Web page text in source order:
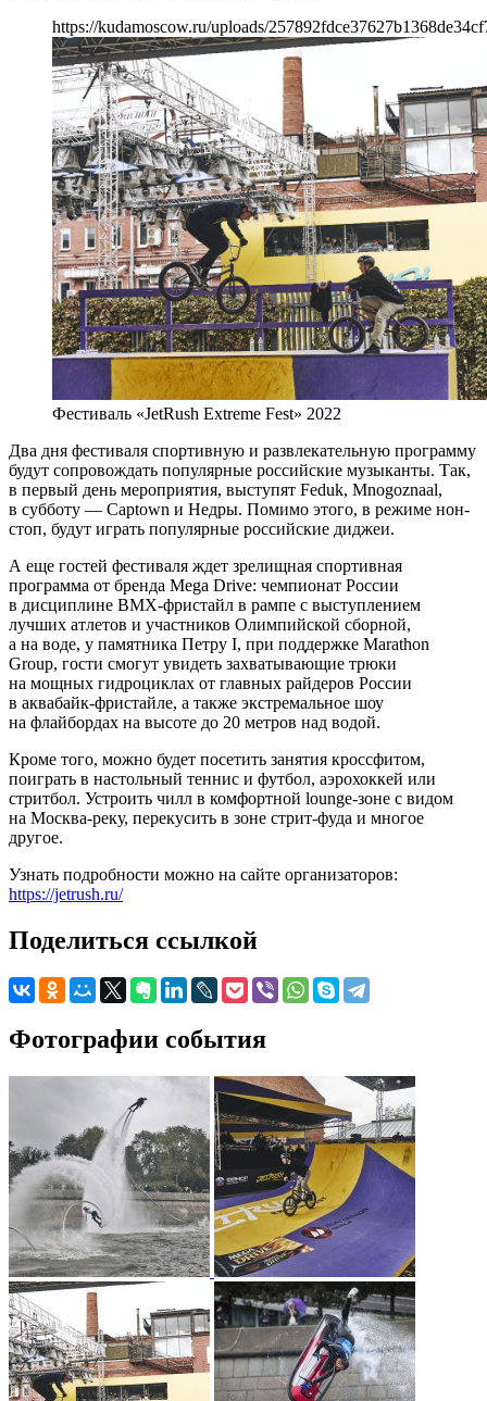
https://kudamoscow.ru/uploads/
Фестиваль «JetRush Extreme Fest» 2022
Два дня фестиваля спортивную и развлекательную программу
будут сопровождать популярные российские музыканты. Так,
в первый день мероприятия, выступят Feduk, Mnogoznaal,
в субботу — Captown и Недры. Помимо этого, в режиме нон-
стоп, будут играть популярные российские диджеи.
А еще гостей фестиваля ждет зрелищная спортивная
программа от бренда Mega Drive: чемпионат России
в дисциплине BMX-фристайл в рампе с выступлением
лучших атлетов и участников Олимпийской сборной,
а на воде, у памятника Петру I, при поддержке Marathon
Group, гости смогут увидеть захватывающие трюки
на мощных гидроциклах от главных райдеров России
в аквабайк-фристайле, а также экстремальное шоу
на флайбордах на высоте до 20 метров над водой.
Кроме того, можно будет посетить занятия кроссфитом,
поиграть в настольный теннис и футбол, аэрохоккей или
стритбол. Устроить чилл в комфортной lounge-зоне с видом
на Москва-реку, перекусить в зоне стрит-фуда и многое
другое.
Узнать подробности можно на сайте организаторов:
https://jetrush.ru/
Поделиться ссылкой
Фотографии события